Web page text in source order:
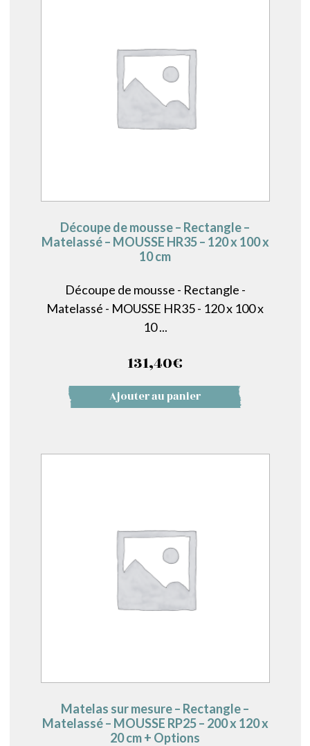
Découpe de mousse – Rectangle –
Matelassé – MOUSSE HR35 – 120 x 100 x
10 cm
Découpe de mousse - Rectangle -
Matelassé - MOUSSE HR35 - 120 x 100 x
10 ...
131,40€
Ajouter au panier
Matelas sur mesure – Rectangle –
Matelassé – MOUSSE RP25 – 200 x 120 x
20 cm + Options